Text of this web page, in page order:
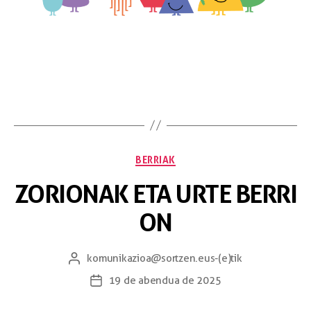
BERRIAK
ZORIONAK ETA URTE BERRI
ON
komunikazioa@sortzen.eus-(e)tik
19 de abendua de 2025